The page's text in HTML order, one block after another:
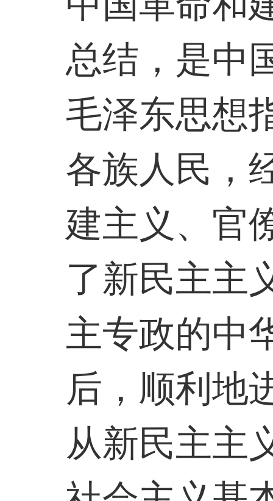
总结，是中
毛泽东思想
各族人民，
建主义、官
了新民主主
主专政的中
后，顺利地
从新民主主